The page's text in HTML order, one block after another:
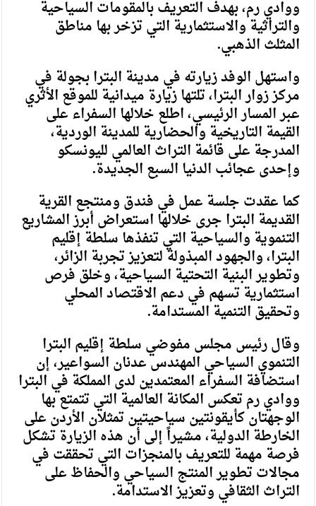
ووادي رم، بهدف التعريف بالمقومات السياحية
والتراثية والاستثمارية التي تزخر بها مناطق
المثلث الذهبي.
واستهل الوفد زيارته في مدينة البترا بجولة في
مركز زوار البترا، تلتها زيارة ميدانية للموقع الأثري
عبر المسار الرئيسي، اطلع خلالها السفراء على
القيمة التاريخية والحضارية للمدينة الوردية،
المدرجة على قائمة التراث العالمي لليونسكو
وإحدى عجائب الدنيا السبع الجديدة.
كما عقدت جلسة عمل في فندق ومنتجع القرية
القديمة البترا جرى خلالها استعراض أبرز المشاريع
التنموية والسياحية التي تنفذها سلطة إقليم
البترا، والجهود المبذولة لتعزيز تجربة الزائر،
وتطوير البنية التحتية السياحية، وخلق فرص
استثمارية تسهم في دعم الاقتصاد المحلي
وتحقيق التنمية المستدامة.
وقال رئيس مجلس مفوضي سلطة إقليم البترا
التنموي السياحي المهندس عدنان السواعير، إن
استضافة السفراء المعتمدين لدى المملكة في البترا
ووادي رم تعكس المكانة العالمية التي تتمتع بها
الوجهتان كأيقونتين سياحيتين تمثلان الأردن على
الخارطة الدولية، مشيراً إلى أن هذه الزيارة تشكل
فرصة مهمة للتعريف بالمنجزات التي تحققت في
مجالات تطوير المنتج السياحي والحفاظ على
التراث الثقافي وتعزيز الاستدامة.